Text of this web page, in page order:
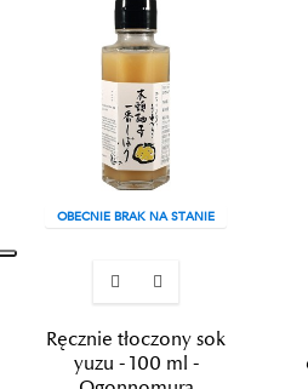
OBECNIE BRAK NA STANIE
Ręcznie tłoczony sok
yuzu - 100 ml -